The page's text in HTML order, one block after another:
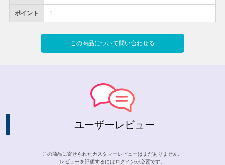
ポイント 1
この商品について問い合わせる
ユーザーレビュー
この商品に寄せられたカスタマーレビューはまだありません。
レビューを評価するには ログインが必要です。